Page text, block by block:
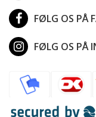
FØLG OS PÅ
FØLG OS PÅ